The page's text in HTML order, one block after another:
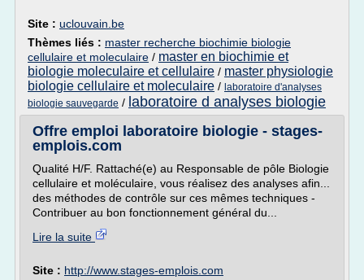
Site : uclouvain.be
Thèmes liés : master recherche biochimie biologie
cellulaire et moleculaire / master en biochimie et
biologie moleculaire et cellulaire / master physiologie
biologie cellulaire et moleculaire / laboratoire d'analyses
biologie sauvegarde / laboratoire d analyses biologie
Offre emploi laboratoire biologie - stages-
emplois.com
Qualité H/F. Rattaché(e) au Responsable de pôle Biologie
cellulaire et moléculaire, vous réalisez des analyses afin...
des méthodes de contrôle sur ces mêmes techniques -
Contribuer au bon fonctionnement général du...
Lire la suite
Site : http://www.stages-emplois.com